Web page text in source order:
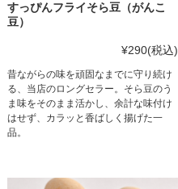
すっぴんフライそら豆（がんこ
豆）
¥290(税込)
昔ながらの味を頑固なまでに守り続け
る、当店のロングセラー。そら豆のう
ま味をそのまま活かし、余計な味付け
はせず、カラッと香ばしく揚げた一
品。